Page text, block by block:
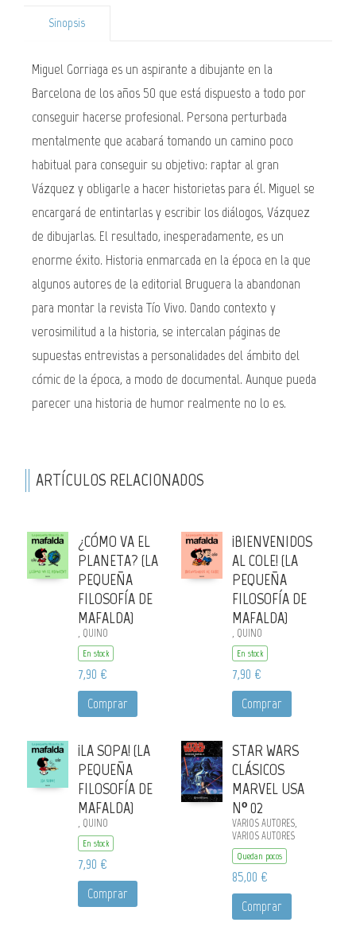
Sinopsis
Miguel Gorriaga es un aspirante a dibujante en la
Barcelona de los años 50 que está dispuesto a todo por
conseguir hacerse profesional. Persona perturbada
mentalmente que acabará tomando un camino poco
habitual para conseguir su objetivo: raptar al gran
Vázquez y obligarle a hacer historietas para él. Miguel se
encargará de entintarlas y escribir los diálogos, Vázquez
de dibujarlas. El resultado, inesperadamente, es un
enorme éxito. Historia enmarcada en la época en la que
algunos autores de la editorial Bruguera la abandonan
para montar la revista Tío Vivo. Dando contexto y
verosimilitud a la historia, se intercalan páginas de
supuestas entrevistas a personalidades del ámbito del
cómic de la época, a modo de documental. Aunque pueda
parecer una historia de humor realmente no lo es.
ARTÍCULOS RELACIONADOS
¿CÓMO VA EL
PLANETA? (LA
PEQUEÑA
FILOSOFÍA DE
MAFALDA)
, QUINO
En stock
7,90 €
Comprar
¡BIENVENIDOS
AL COLE! (LA
PEQUEÑA
FILOSOFÍA DE
MAFALDA)
, QUINO
En stock
7,90 €
Comprar
¡LA SOPA! (LA
PEQUEÑA
FILOSOFÍA DE
MAFALDA)
, QUINO
En stock
7,90 €
Comprar
STAR WARS
CLÁSICOS
MARVEL USA
Nº 02
VARIOS AUTORES,
VARIOS AUTORES
Quedan pocos
85,00 €
Comprar